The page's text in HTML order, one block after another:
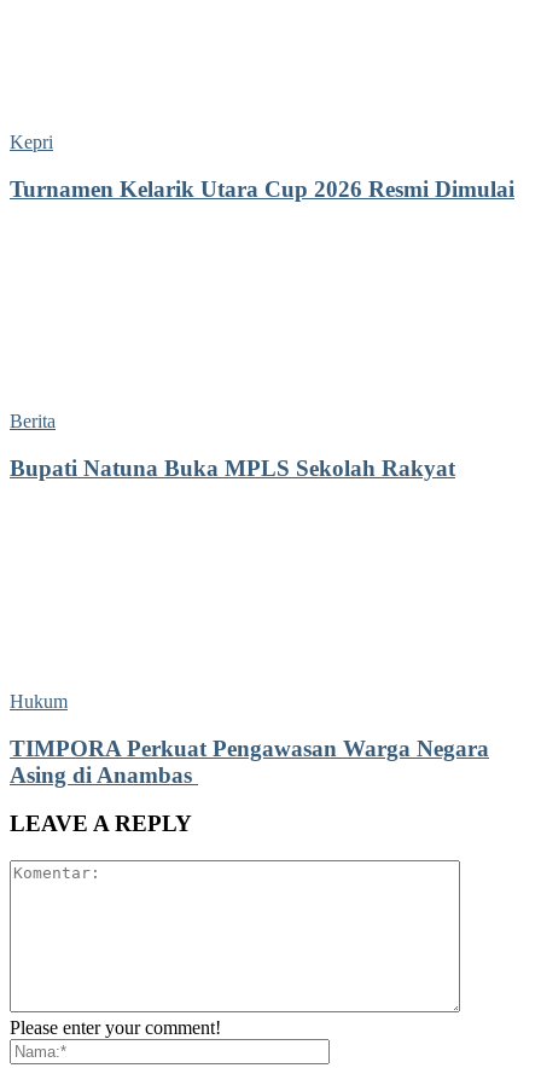
Kepri
Turnamen Kelarik Utara Cup 2026 Resmi Dimulai
Berita
Bupati Natuna Buka MPLS Sekolah Rakyat
Hukum
TIMPORA Perkuat Pengawasan Warga Negara
Asing di Anambas ‎
LEAVE A REPLY
Please enter your comment!